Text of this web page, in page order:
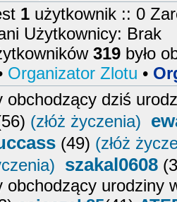
1 użytkownik :: 0
Użytkownicy: Brak
319 było
Organizator Zlotu •
obchodzący dziś
(złóż życzenia)
(49) (złóż
szakal0608
obchodzący urodziny